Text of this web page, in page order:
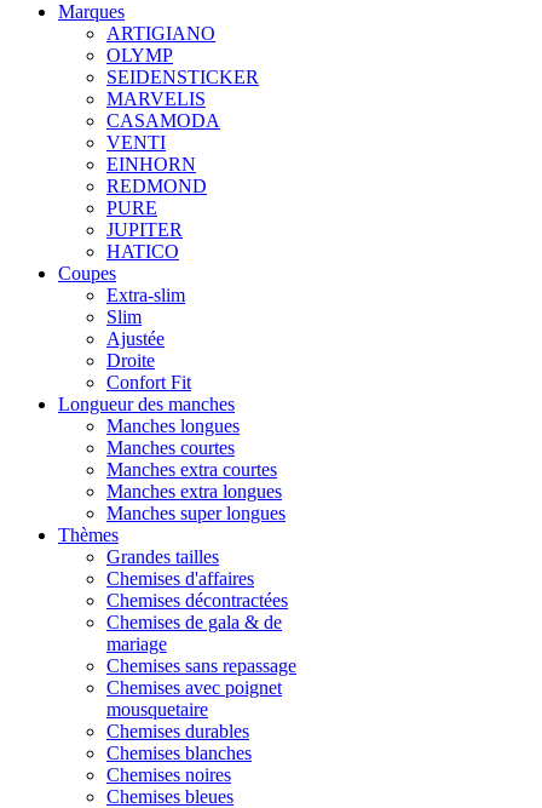
Marques
ARTIGIANO
OLYMP
SEIDENSTICKER
MARVELIS
CASAMODA
VENTI
EINHORN
REDMOND
PURE
JUPITER
HATICO
Coupes
Extra-slim
Slim
Ajustée
Droite
Confort Fit
Longueur des manches
Manches longues
Manches courtes
Manches extra courtes
Manches extra longues
Manches super longues
Thèmes
Grandes tailles
Chemises d'affaires
Chemises décontractées
Chemises de gala & de
mariage
Chemises sans repassage
Chemises avec poignet
mousquetaire
Chemises durables
Chemises blanches
Chemises noires
Chemises bleues